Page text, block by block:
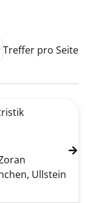
Treffer pro Seite
Ullstein